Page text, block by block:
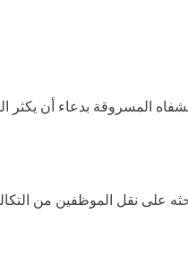
المسروقة بدعاء أن يكثر
على نقل الموظفين من